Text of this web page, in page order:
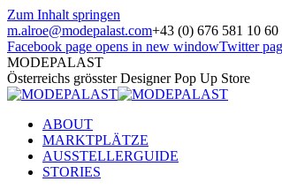
Zum Inhalt springen
m.alroe@modepalast.com+43 (0) 676 581 10 60
Facebook page opens in new windowTwitter
MODEPALAST
Österreichs grösster Designer Pop Up Store
ABOUT
MARKTPLÄTZE
AUSSTELLERGUIDE
STORIES